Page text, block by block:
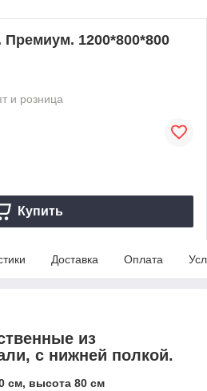
1200*800*800
и розница
Купить
Доставка Оплата
из
с нижней полкой.
см, высота 80 см